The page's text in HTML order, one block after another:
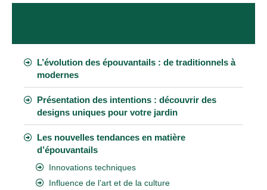
L’évolution des épouvantails : de traditionnels à
modernes
Présentation des intentions : découvrir des
designs uniques pour votre jardin
Les nouvelles tendances en matière
d’épouvantails
Innovations techniques
Influence de l’art et de la culture